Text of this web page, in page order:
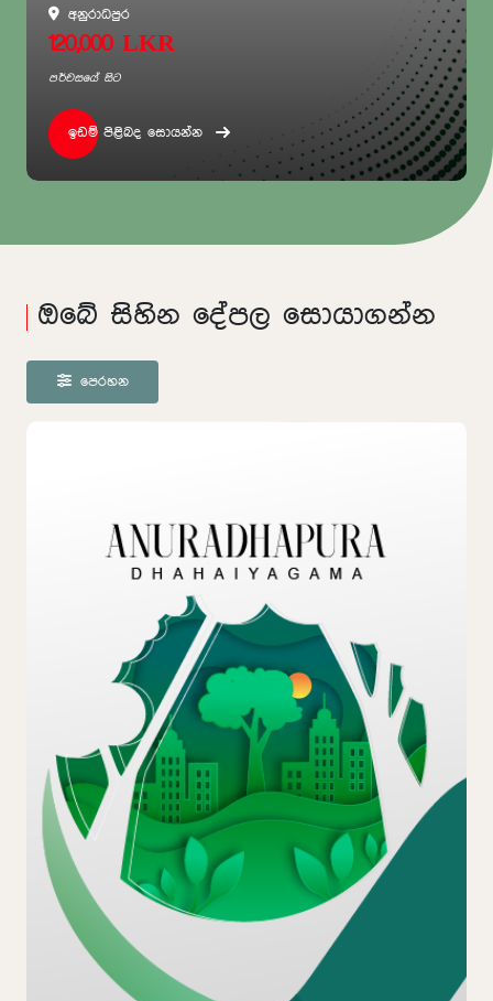
අනුරාධපුර
120,000 LKR
පර්චසයේ සිට
ඉඩම් පිළිබද සොයන්න
ඔබේ සිහින දේපල සොයාගන්න
පෙරහන